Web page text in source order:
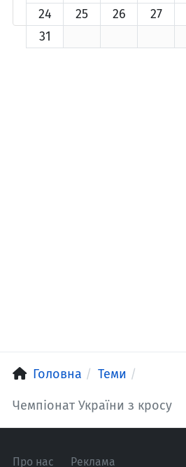
24
25 26 27
31
Головна Теми
Чемпіонат України з кросу
Про нас Реклама